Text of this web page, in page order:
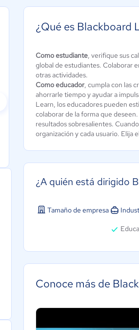
Alejandría -
Plataforma de
formación
online
Aún sin
calificación
¿Qué es Blackboard
Como estudiante, verifique sus
global de estudiantes. Colaborar
otras actividades.
Como educador, cumpla con las
ahorrarle tiempo y ayudar a
Learn, los educadores pueden
colaborar de la forma que
resultados sobresalientes.
organización y cada usuario. Elija
¿A quién está dirigido
Tamaño de empresa
Conoce más de